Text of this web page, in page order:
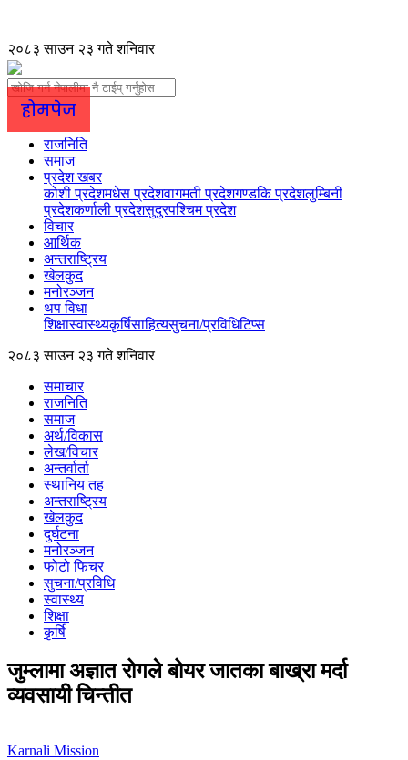
२०८३ साउन २३ गते शनिवार
होमपेज
राजनिति
समाज
प्रदेश खबर
कोशी प्रदेशमधेस प्रदेशवागमती प्रदेशगण्डकि प्रदेशलुम्बिनी
प्रदेशकर्णाली प्रदेशसुदुरपश्चिम प्रदेश
विचार
आर्थिक
अन्तराष्ट्रिय
खेलकुद
मनोरञ्जन
थप विधा
शिक्षास्वास्थ्यकृर्षिसाहित्यसुचना/प्रविधिटिप्स
२०८३ साउन २३ गते शनिवार
समाचार
राजनिति
समाज
अर्थ/विकास
लेख/विचार
अन्तर्वार्ता
स्थानिय तह
अन्तराष्ट्रिय
खेलकुद
दुर्घटना
मनोरञ्जन
फोटो फिचर
सुचना/प्रविधि
स्वास्थ्य
शिक्षा
कृर्षि
जुम्लामा अज्ञात रोगले बोयर जातका बाख्रा मर्दा
व्यवसायी चिन्तीत
Karnali Mission